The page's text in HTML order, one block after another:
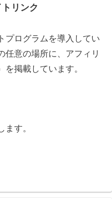
リンク
プログラムを導入してい
任意の場所に、アフィリ
掲載しています。
す。